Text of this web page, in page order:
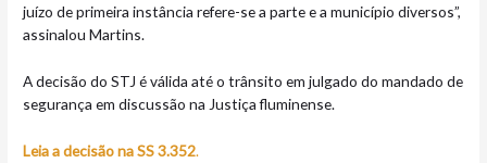
juízo de primeira instância refere-se a parte e a município diversos”,
assinalou Martins.
A decisão do STJ é válida até o trânsito em julgado do mandado de
segurança em discussão na Justiça fluminense.
Leia a decisão na SS 3.352.